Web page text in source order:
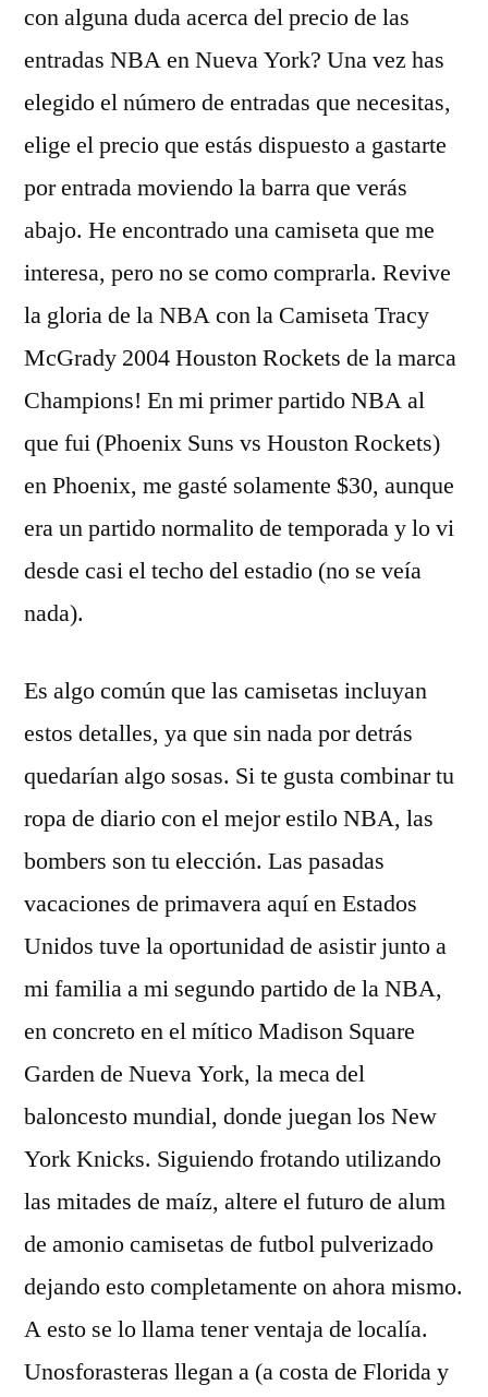
con alguna duda acerca del precio de las
entradas NBA en Nueva York? Una vez has
elegido el número de entradas que necesitas,
elige el precio que estás dispuesto a gastarte
por entrada moviendo la barra que verás
abajo. He encontrado una camiseta que me
interesa, pero no se como comprarla. Revive
la gloria de la NBA con la Camiseta Tracy
McGrady 2004 Houston Rockets de la marca
Champions! En mi primer partido NBA al
que fui (Phoenix Suns vs Houston Rockets)
en Phoenix, me gasté solamente $30, aunque
era un partido normalito de temporada y lo vi
desde casi el techo del estadio (no se veía
nada).
Es algo común que las camisetas incluyan
estos detalles, ya que sin nada por detrás
quedarían algo sosas. Si te gusta combinar tu
ropa de diario con el mejor estilo NBA, las
bombers son tu elección. Las pasadas
vacaciones de primavera aquí en Estados
Unidos tuve la oportunidad de asistir junto a
mi familia a mi segundo partido de la NBA,
en concreto en el mítico Madison Square
Garden de Nueva York, la meca del
baloncesto mundial, donde juegan los New
York Knicks. Siguiendo frotando utilizando
las mitades de maíz, altere el futuro de alum
de amonio camisetas de futbol pulverizado
dejando esto completamente on ahora mismo.
A esto se lo llama tener ventaja de localía.
Unosforasteras llegan a (a costa de Florida y